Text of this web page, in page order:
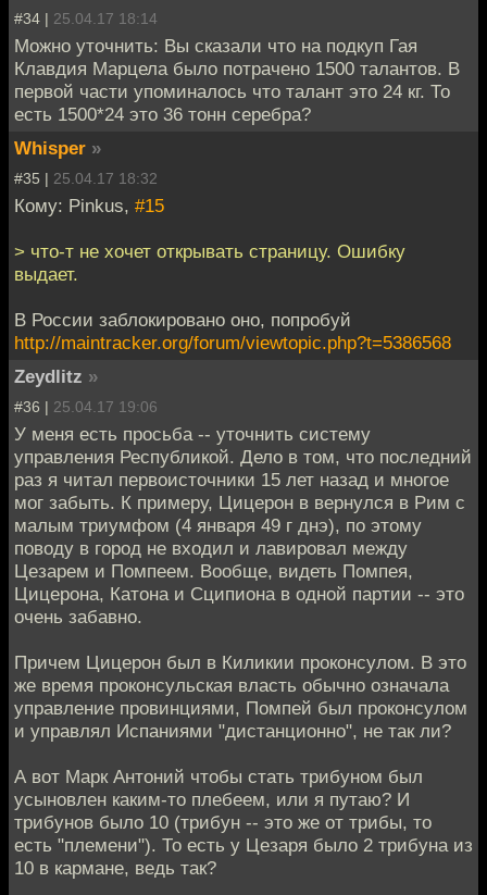
#34 | 25.04.17 18:14
Можно уточнить: Вы сказали что на подкуп Гая
Клавдия Марцела было потрачено 1500 талантов. В
первой части упоминалось что талант это 24 кг. То
есть 1500*24 это 36 тонн серебра?
Whisper »
#35 | 25.04.17 18:32
Кому: Pinkus, #15
> что-т не хочет открывать страницу. Ошибку
выдает.
В России заблокировано оно, попробуй
http://maintracker.org/forum/viewtopic.php?t=5386568
Zeydlitz »
#36 | 25.04.17 19:06
У меня есть просьба -- уточнить систему
управления Республикой. Дело в том, что последний
раз я читал первоисточники 15 лет назад и многое
мог забыть. К примеру, Цицерон в вернулся в Рим с
малым триумфом (4 января 49 г днэ), по этому
поводу в город не входил и лавировал между
Цезарем и Помпеем. Вообще, видеть Помпея,
Цицерона, Катона и Сципиона в одной партии -- это
очень забавно.
Причем Цицерон был в Киликии проконсулом. В это
же время проконсульская власть обычно означала
управление провинциями, Помпей был проконсулом
и управлял Испаниями "дистанционно", не так ли?
А вот Марк Антоний чтобы стать трибуном был
усыновлен каким-то плебеем, или я путаю? И
трибунов было 10 (трибун -- это же от трибы, то
есть "племени"). То есть у Цезаря было 2 трибуна из
10 в кармане, ведь так?